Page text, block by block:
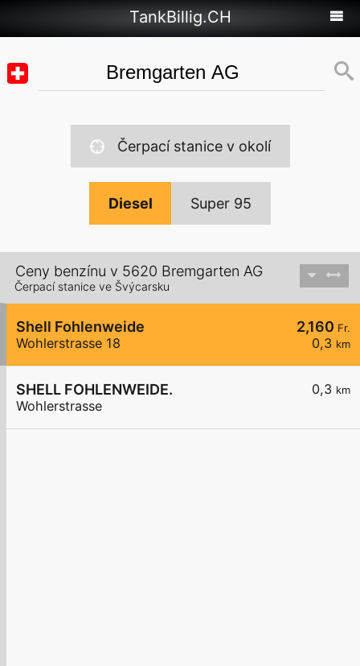
TankBillig.CH
Čerpací stanice v okolí
Diesel Super 95
Ceny benzínu v 5620 Bremgarten AG
Čerpací stanice ve Švýcarsku
2,160 Fr.
0,3 km
Shell Fohlenweide
Wohlerstrasse 18
0,3 km
SHELL FOHLENWEIDE.
Wohlerstrasse